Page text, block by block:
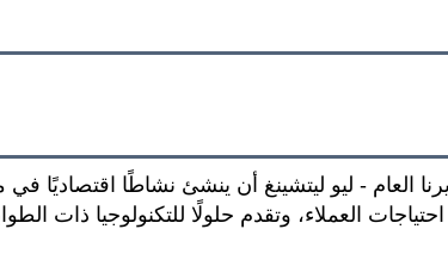
في عام 2004 عندما قرر مديرنا العام - ليو ليتشينغ أن ينشئ
العملاء، وتقدم حلولًا للتكنولوجيا ذات